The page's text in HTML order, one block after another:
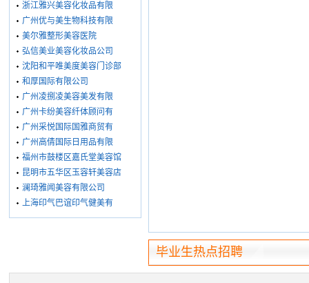
浙江雅兴美容化妆品有限
广州优与美生物科技有限
美尔雅整形美容医院
弘信美业美容化妆品公司
沈阳和平唯美度美容门诊部
和厚国际有限公司
广州凌捌凌美容美发有限
广州卡纷美容纤体顾问有
广州采悦国际国雅商贸有
广州高倩国际日用品有限
福州市鼓楼区嘉氏堂美容馆
昆明市五华区玉容轩美容店
澜琦雅闻美容有限公司
上海印气巴谊印气健美有
毕业生热点招聘